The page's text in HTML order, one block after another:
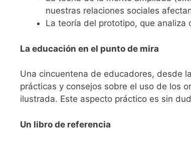
nuestras relaciones sociales
La teoría del prototipo, que analiza
La educación en el punto de mira
Una cincuentena de educadores, desde
prácticas y consejos sobre el uso de los
ilustrada. Este aspecto práctico es sin
Un libro de referencia